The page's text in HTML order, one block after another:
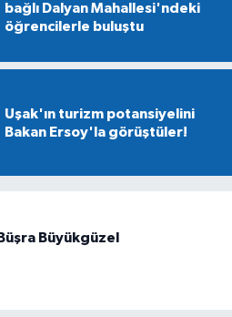
bağlı Dalyan Mahallesi'ndeki
öğrencilerle buluştu
Uşak'ın turizm potansiyelini
Bakan Ersoy'la görüştüler!
Büyükgüzel